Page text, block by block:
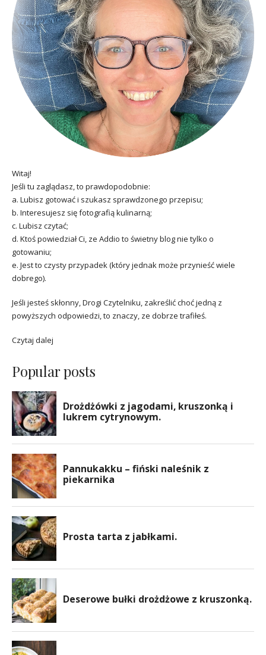
Witaj!
Jeśli tu zaglądasz, to prawdopodobnie:
a. Lubisz gotować i szukasz sprawdzonego przepisu;
b. Interesujesz się fotografią kulinarną;
c. Lubisz czytać;
d. Ktoś powiedział Ci, ze Addio to świetny blog nie tylko o
gotowaniu;
e. Jest to czysty przypadek (który jednak może przynieść wiele
dobrego).
Jeśli jesteś skłonny, Drogi Czytelniku, zakreślić choć jedną z
powyższych odpowiedzi, to znaczy, ze dobrze trafiłeś.
Czytaj dalej
Popular posts